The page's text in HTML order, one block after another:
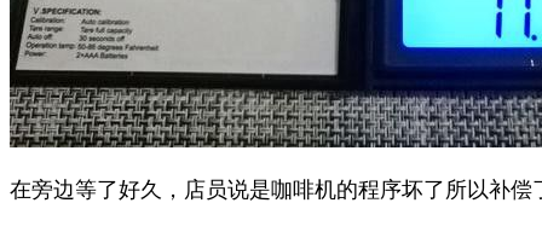
在旁边等了好久，店员说是咖啡机的程序坏了所以补偿